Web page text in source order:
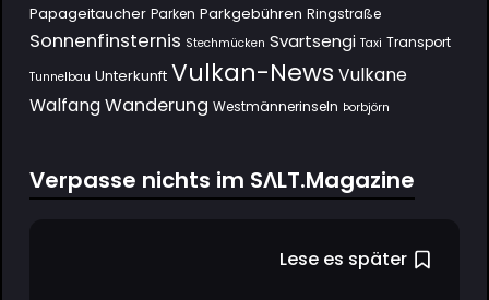
Papageitaucher Parken Parkgebühren Ringstraße
Sonnenfinsternis Stechmücken Svartsengi Taxi Transport
Tunnelbau Unterkunft Vulkan-News Vulkane
Walfang Wanderung Westmännerinseln Þorbjörn
Verpasse nichts im SΛLT.Magazine
Lese es später